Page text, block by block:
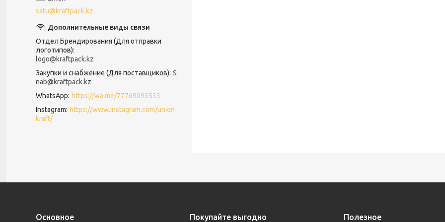
satu@kraftpack.kz
Отдел Брендирования (Для отправки
логотипов)
logo@kraftpack.kz
Закупки и снабжение (Для поставщиков) S
nab@kraftpack.kz
WhatsApp
https://wa.me/77769093533
Instagram
https://www.instagram.com/union
kraft/
Основное Покупайте выгодно Полезное